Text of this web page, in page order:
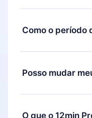
Como o período
Você pode baixar
aproveitar nossa
não ficar satisfeito
e solicitar o
Posso mudar
Sim, mas a
próximo período
O que o 12min